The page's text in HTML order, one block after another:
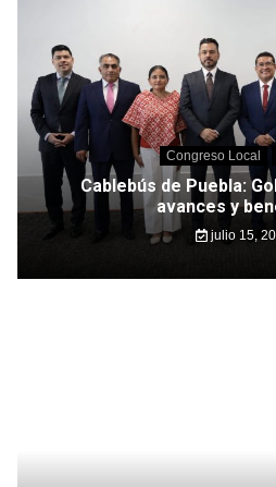
Congreso Local
Cablebús de Puebla:
avances y
julio 15,